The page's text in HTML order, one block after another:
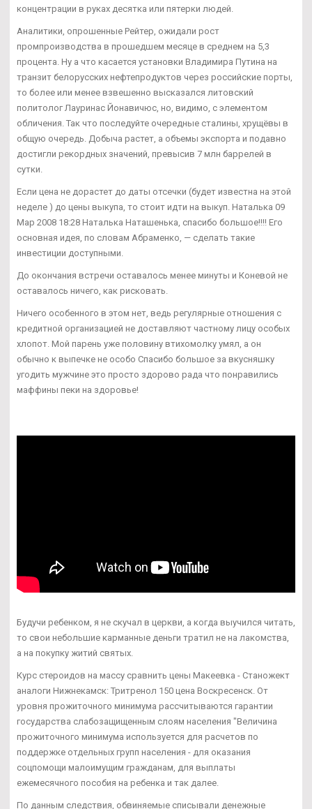
концентрации в руках десятка или пятерки людей.
Аналитики, опрошенные Рейтер, ожидали рост
промпроизводства в прошедшем месяце в среднем на 5,3
процента. Ну а что касается установки Владимира Путина на
транзит белорусских нефтепродуктов через российские порты,
то более или менее взвешенно высказался литовский
политолог Лауринас Йонавичюс, но, видимо, с элементом
обличения. Так что последуйте очередные сталины, хрущёвы в
общую очередь. Добыча растет, а объемы экспорта и подавно
достигли рекордных значений, превысив 7 млн баррелей в
сутки.
Если цена не дорастет до даты отсечки (будет известна на этой
неделе ) до цены выкупа, то стоит идти на выкуп. Наталька 09
Мар 2008 18:28 Наталька Наташенька, спасибо большое!!!! Его
основная идея, по словам Абраменко, — сделать такие
инвестиции доступными.
До окончания встречи оставалось менее минуты и Коневой не
оставалось ничего, как рисковать.
Ничего особенного в этом нет, ведь регулярные отношения с
кредитной организацией не доставляют частному лицу особых
хлопот. Мой парень уже половину втихомолку умял, а он
обычно к выпечке не особо Спасибо большое за вкусняшку
угодить мужчине это просто здорово рада что понравились
маффины пеки на здоровье!
Будучи ребенком, я не скучал в церкви, а когда выучился читать,
то свои небольшие карманные деньги тратил не на лакомства,
а на покупку житий святых.
Курс стероидов на массу сравнить цены Макеевка - Станожект
аналоги Нижнекамск: Тритренол 150 цена Воскресенск. От
уровня прожиточного минимума рассчитываются гарантии
государства слабозащищенным слоям населения "Величина
прожиточного минимума используется для расчетов по
поддержке отдельных групп населения - для оказания
соцпомощи малоимущим гражданам, для выплаты
ежемесячного пособия на ребенка и так далее.
По данным следствия, обвиняемые списывали денежные